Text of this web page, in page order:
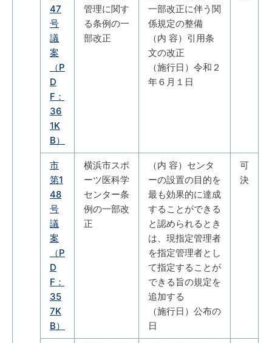
47
号
議
案
（P
D
F：
36
1K
B）
管理に関す
る条例の一
部改正
一部改正に伴う関
係規定の整備
（内 容）引用条
文の改正
（施行日）令和２
年６月１日
市
第1
48
号
議
案
（P
D
F：
35
7K
B）
横浜市スポ
ーツ医科学
センター条
例の一部改
正
（内 容）センタ
ーの設置の目的を
最も効果的に達成
することができる
と認められるとき
は、現指定管理者
を指定管理者とし
て指定することが
できる旨の規定を
追加する
（施行日）公布の
日
可
決